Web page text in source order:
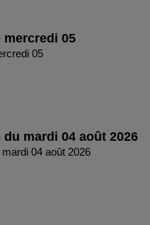
mercredi 05
05
mardi 04 août 2026
04 août 2026